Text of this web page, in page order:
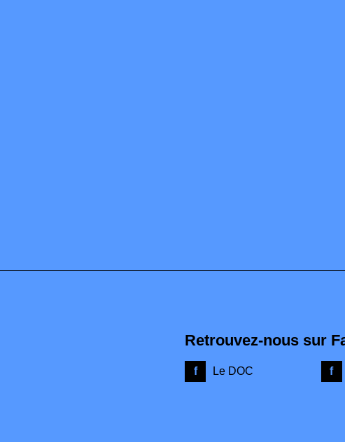
Retrouvez-nous sur
Le DOC